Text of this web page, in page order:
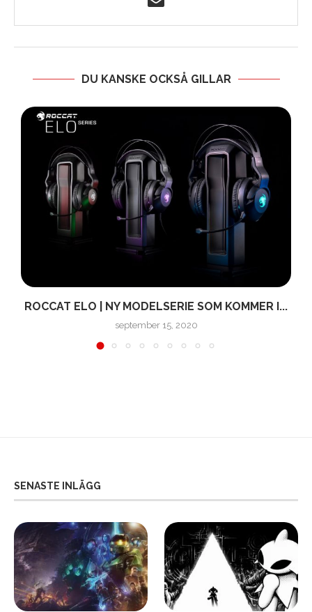
DU KANSKE OCKSÅ GILLAR
ROCCAT ELO | NY MODELSERIE SOM KOMMER I...
september 15, 2020
SENASTE INLÄGG